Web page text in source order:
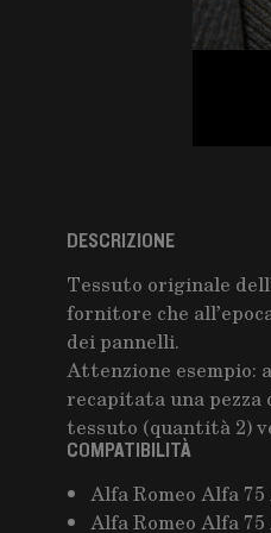
DESCRIZIONE
Tessuto originale
fornitore che
dei pannelli.
Attenzione esempio:
recapitata una pezza
tessuto (quantità 2)
COMPATIBILITÀ
Alfa Romeo Alfa 75
Alfa Romeo Alfa 75